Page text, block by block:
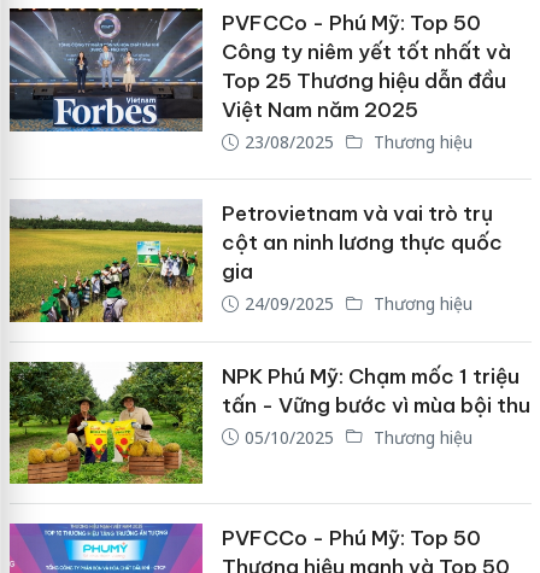
PVFCCo - Phú Mỹ: Top 50
Công ty niêm yết tốt nhất và
Top 25 Thương hiệu dẫn đầu
Việt Nam năm 2025
23/08/2025 Thương hiệu
Petrovietnam và vai trò trụ
cột an ninh lương thực quốc
gia
24/09/2025 Thương hiệu
NPK Phú Mỹ: Chạm mốc 1 triệu
tấn - Vững bước vì mùa bội thu
05/10/2025 Thương hiệu
PVFCCo - Phú Mỹ: Top 50
Thương hiệu mạnh và Top 50